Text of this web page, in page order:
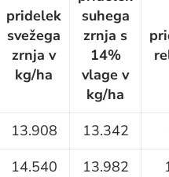
pridelek
svežega
zrnja v
kg/ha
suhega
zrnja s
14%
vlage v
kg/ha
13.908 13.342
14.540 13.982